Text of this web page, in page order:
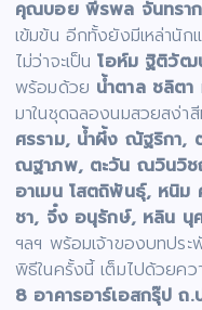
คุณบอย พีรพล จันทรา
เข้มข้น อีกทั้งยังมีเหล่านัก
ไม่ว่าจะเป็นโอห์ม ฐิติวั
พร้อมด้วย น้ำตาล ชลิตา
มาในชุดฉลองนมสวยสง่า
ศรราม, น้ำผึ้ง ณัฐริกา,
ณฐาภพ, ตะวัน ณวินวิ
อาเมน โสตถิพันธุ์, หนิ
ชา, จึ๋ง อนุรักษ์, หลิน นุ
ฯลฯ พร้อมเจ้าของบทประ
พิธีในครั้งนี้ เต็มไปด้วยค
8 อาคารอาร์เอสกรุ๊ป ถ.